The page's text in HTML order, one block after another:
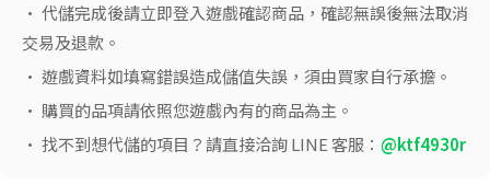
• 代儲完成後請立即登入遊戲確認商品，確認無誤後無法取消
交易及退款。
• 遊戲資料如填寫錯誤造成儲值失誤，須由買家自行承擔。
• 購買的品項請依照您遊戲內有的商品為主。
• 找不到想代儲的項目？請直接洽詢 LINE 客服： @ktf4930r